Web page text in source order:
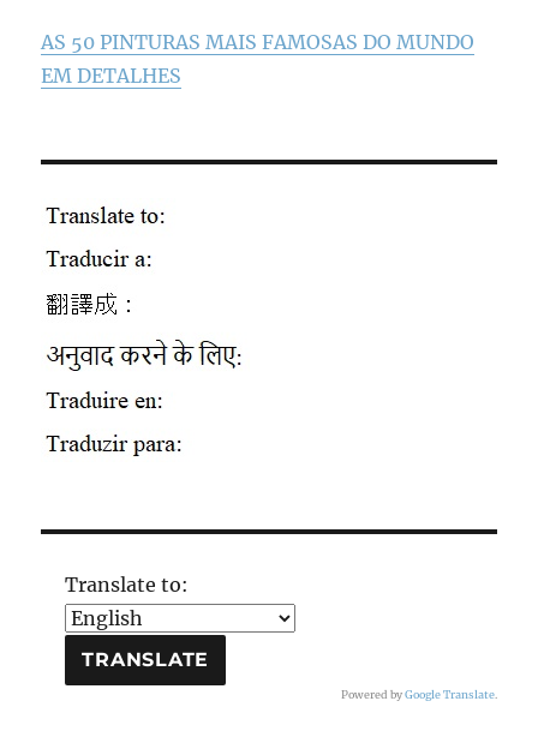
AS 50 PINTURAS MAIS FAMOSAS DO MUNDO
EM DETALHES
Translate to:
Powered byGoogle Translate.